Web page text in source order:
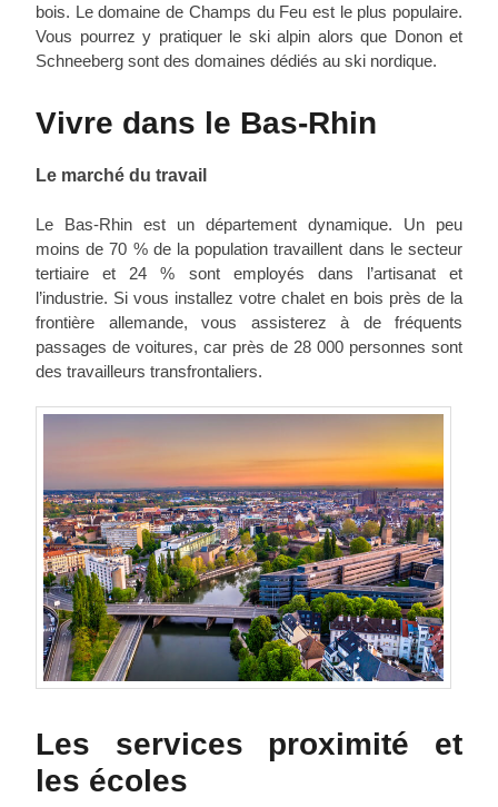
bois. Le domaine de Champs du Feu est le plus populaire.
Vous pourrez y pratiquer le ski alpin alors que Donon et
Schneeberg sont des domaines dédiés au ski nordique.
Vivre dans le Bas-Rhin
Le marché du travail
Le Bas-Rhin est un département dynamique. Un peu
moins de 70 % de la population travaillent dans le secteur
tertiaire et 24 % sont employés dans l’artisanat et
l’industrie. Si vous installez votre chalet en bois près de la
frontière allemande, vous assisterez à de fréquents
passages de voitures, car près de 28 000 personnes sont
des travailleurs transfrontaliers.
Les services proximité et
les écoles